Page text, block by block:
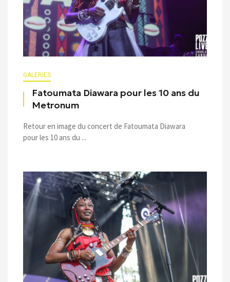
GALERIES
Fatoumata Diawara pour les 10 ans du
Metronum
Retour en image du concert de Fatoumata Diawara
pour les 10 ans du ...